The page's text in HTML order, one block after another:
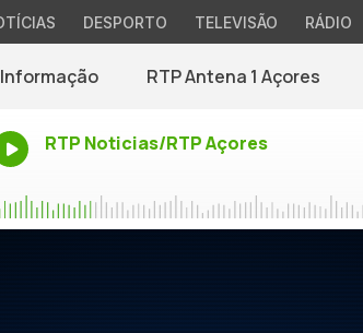
DESPORTO TELEVISÃO RÁDIO
Informação RTP Antena 1 Açores
RTP Noticias/RTP Açores